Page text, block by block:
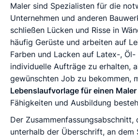
Maler sind Spezialisten für die
Unternehmen und anderen
schließen Lücken und Risse in
häufig Gerüste und arbeiten auf
Farben und Lacken auf Latex-,
individuelle Aufträge zu erhalten,
gewünschten Job zu bekommen,
Lebenslaufvorlage für einen Maler
Fähigkeiten und Ausbildung
Der
unterhalb der Überschrift, an dem